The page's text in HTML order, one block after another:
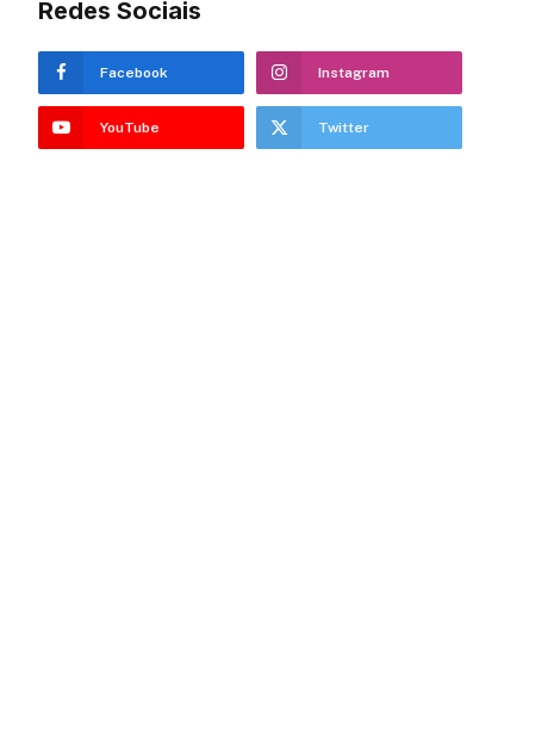
Redes Sociais
Facebook Instagram
YouTube Twitter